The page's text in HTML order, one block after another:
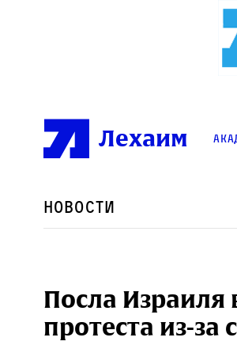
Лехаим
Новости
Посла
протеста из-